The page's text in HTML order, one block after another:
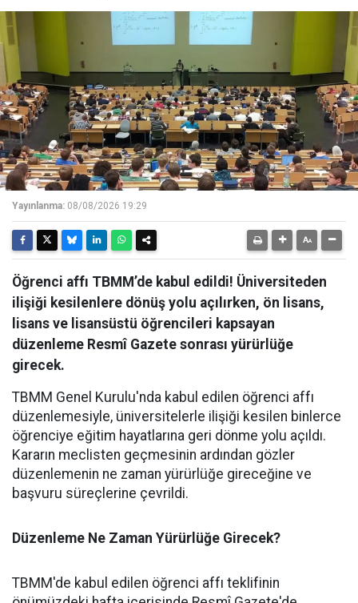
Yayınlanma: 08/08/2026 19:29
Öğrenci affı TBMM’de kabul edildi! Üniversiteden
ilişiği kesilenlere dönüş yolu açılırken, ön lisans,
lisans ve lisansüstü öğrencileri kapsayan
düzenleme Resmî Gazete sonrası yürürlüğe
girecek.
​TBMM Genel Kurulu'nda kabul edilen öğrenci affı
düzenlemesiyle, üniversitelerle ilişiği kesilen binlerce
öğrenciye eğitim hayatlarına geri dönme yolu açıldı.
Kararın meclisten geçmesinin ardından gözler
düzenlemenin ne zaman yürürlüğe gireceğine ve
başvuru süreçlerine çevrildi.
Düzenleme Ne Zaman Yürürlüğe Girecek?
​TBMM'de kabul edilen öğrenci affı teklifinin